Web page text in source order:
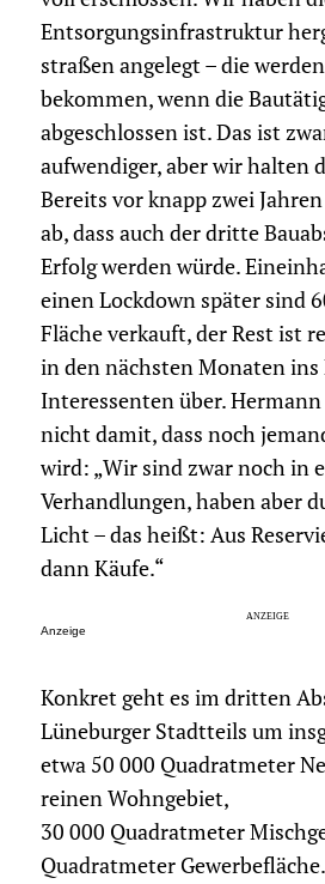
Entsorgungsinfrastruktur
straßen angelegt – die
bekommen, wenn die
abgeschlossen ist. Das ist
aufwendiger, aber wir halten
Bereits vor knapp zwei
ab, dass auch der dritte
Erfolg werden würde.
einen Lockdown später sind
Fläche verkauft, der Rest ist
in den nächsten Monaten ins
Interessenten über.
nicht damit, dass noch
wird: „Wir sind zwar noch in
Verhandlungen, haben aber
Licht – das heißt: Aus
dann Käufe.“
Anzeige
Konkret geht es im dritten
Lüneburger Stadtteils um
etwa 50 000 Quadratmeter
reinen Wohngebiet,
30 000 Quadratmeter
Quadratmeter